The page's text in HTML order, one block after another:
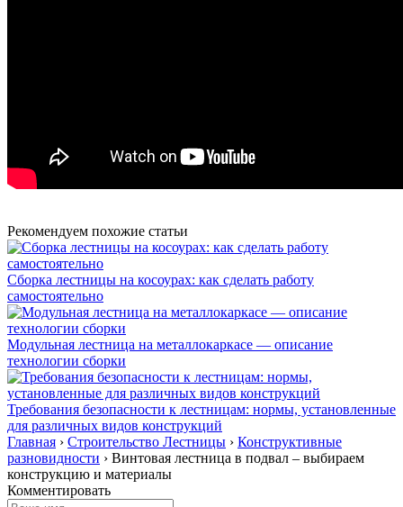
Рекомендуем похожие статьи
Сборка лестницы на косоурах: как сделать работу
самостоятельно
Модульная лестница на металлокаркасе — описание
технологии сборки
Требования безопасности к лестницам: нормы, установленные
для различных видов конструкций
Главная › Строительство Лестницы › Конструктивные
разновидности › Винтовая лестница в подвал – выбираем
конструкцию и материалы
Комментировать